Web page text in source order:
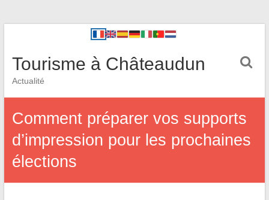
Tourisme à Châteaudun
Actualité
Comment préparer vos supports
d’impression pour les prochaines
élections